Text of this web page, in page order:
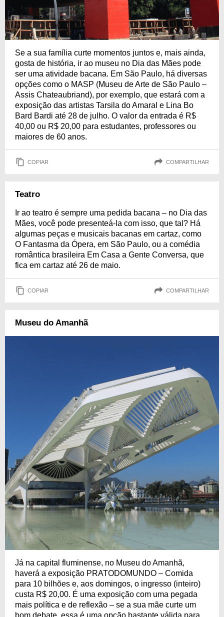
Se a sua família curte momentos juntos e, mais ainda,
gosta de história, ir ao museu no Dia das Mães pode
ser uma atividade bacana. Em São Paulo, há diversas
opções como o MASP (Museu de Arte de São Paulo –
Assis Chateaubriand), por exemplo, que estará com a
exposição das artistas Tarsila do Amaral e Lina Bo
Bard Bardi até 28 de julho. O valor da entrada é R$
40,00 ou R$ 20,00 para estudantes, professores ou
maiores de 60 anos.
COPIAR COMPARTILHAR
Teatro
Ir ao teatro é sempre uma pedida bacana – no Dia das
Mães, você pode presenteá-la com isso, que tal? Há
algumas peças e musicais bacanas em cartaz, como
O Fantasma da Ópera, em São Paulo, ou a comédia
romântica brasileira Em Casa a Gente Conversa, que
fica em cartaz até 26 de maio.
COPIAR COMPARTILHAR
Museu do Amanhã
Já na capital fluminense, no Museu do Amanhã,
haverá a exposição PRATODOMUNDO – Comida
para 10 bilhões e, aos domingos, o ingresso (inteiro)
custa R$ 20,00. É uma exposição com uma pegada
mais política e de reflexão – se a sua mãe curte um
bom debate, essa é uma opção bastante válida para